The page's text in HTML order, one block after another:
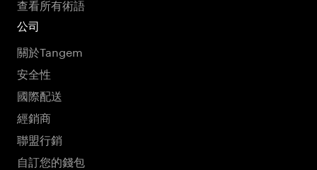
查看所有術語
公司
關於Tangem
安全性
國際配送
經銷商
聯盟行銷
自訂您的錢包